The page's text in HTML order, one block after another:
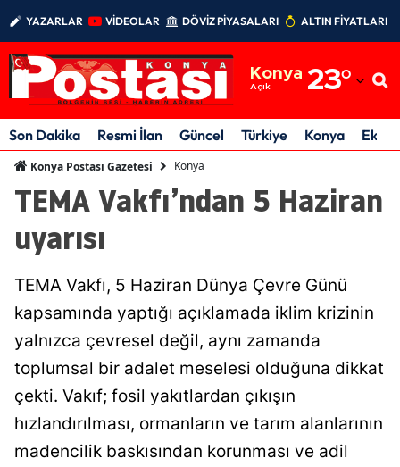
YAZARLAR VİDEOLAR DÖVİZ PİYASALARI ALTIN FİYATLARI
Konya
Açık 23°
Adıyaman
Afyonkarahisar
Amasya
Artvin
Aydın
Balıkesir
Bilecik
Bingöl
Son Dakika Resmi İlan Güncel Türkiye Konya
Konya Postası Gazetesi Konya
TEMA Vakfı’ndan 5 Haziran
uyarısı
TEMA Vakfı, 5 Haziran Dünya Çevre Günü
kapsamında yaptığı açıklamada iklim krizinin
yalnızca çevresel değil, aynı zamanda
toplumsal bir adalet meselesi olduğuna dikkat
çekti. Vakıf; fosil yakıtlardan çıkışın
hızlandırılması, ormanların ve tarım alanlarının
madencilik baskısından korunması ve adil